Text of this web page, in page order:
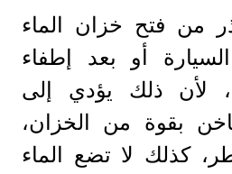
من فتح خزان الماء
أو بعد إطفاء
لأن ذلك يؤدي إلى
بقوة من الخزان،
كذلك لا تضع الماء